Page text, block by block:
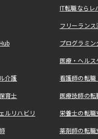
IT転職なら
フリーラン
プログラミ
医療・ヘル
介護 看護師の転
育士 医療技師の
ルリハビリ 栄養士の転
薬剤師の転